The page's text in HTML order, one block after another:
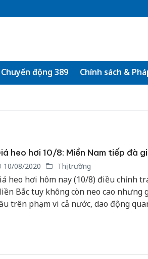
Chuyển động 389 Chính sách &
heo hơi 10/8: Miền Nam tiếp đà
10/08/2020 Thị trường
heo hơi hôm nay (10/8) điều chỉnh
Bắc tuy không còn neo cao nhưng
trên phạm vi cả nước, dao động